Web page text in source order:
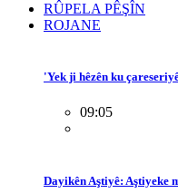
RÛPELA PÊŞÎN
ROJANE
'Yek ji hêzên ku
09:05
Dayikên Aştiyê: Aştiyeke